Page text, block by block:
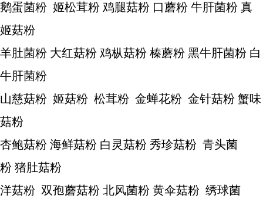
鹅蛋菌粉 姬松茸粉 鸡腿菇粉 口蘑粉 牛肝菌粉 真
姬菇粉
羊肚菌粉 大红菇粉 鸡枞菇粉 榛蘑粉 黑牛肝菌粉 白
牛肝菌粉
山慈菇粉 姬菇粉 松茸粉 金蝉花粉 金针菇粉 蟹味
菇粉
杏鲍菇粉 海鲜菇粉 白灵菇粉 秀珍菇粉 青头菌
粉 猪肚菇粉
洋菇粉 双孢蘑菇粉 北风菌粉 黄伞菇粉 绣球菌